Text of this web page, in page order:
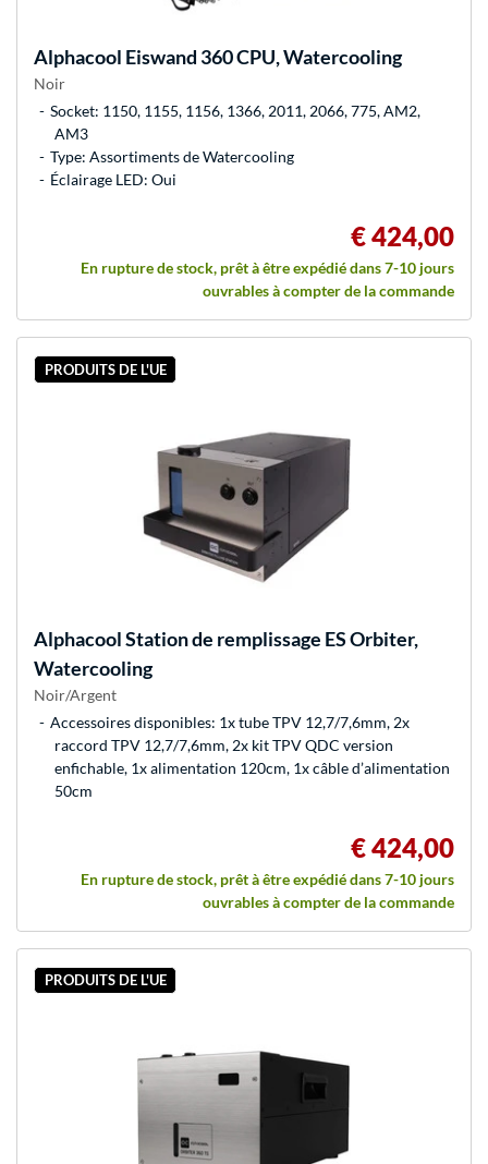
Alphacool Eiswand 360 CPU, Watercooling
Noir
Socket: 1150, 1155, 1156, 1366, 2011, 2066, 775, AM2,
AM3
Type: Assortiments de Watercooling
Éclairage LED: Oui
€ 424,00
En rupture de stock, prêt à être expédié dans 7-10 jours
ouvrables à compter de la commande
PRODUITS DE L'UE
AlphacoolStation de remplissage ES Orbiter,
Watercooling
Noir/Argent
Accessoires disponibles: 1x tube TPV 12,7/7,6mm, 2x
raccord TPV 12,7/7,6mm, 2x kit TPV QDC version
enfichable, 1x alimentation 120cm, 1x câble d’alimentation
50cm
€ 424,00
En rupture de stock, prêt à être expédié dans 7-10 jours
ouvrables à compter de la commande
PRODUITS DE L'UE